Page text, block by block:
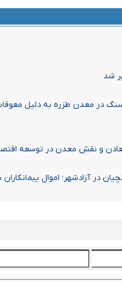
شد
حمل زغال‌سنگ در معدن طزره به
و نقش معدن در توسعه
در آزادشهر؛ اموال